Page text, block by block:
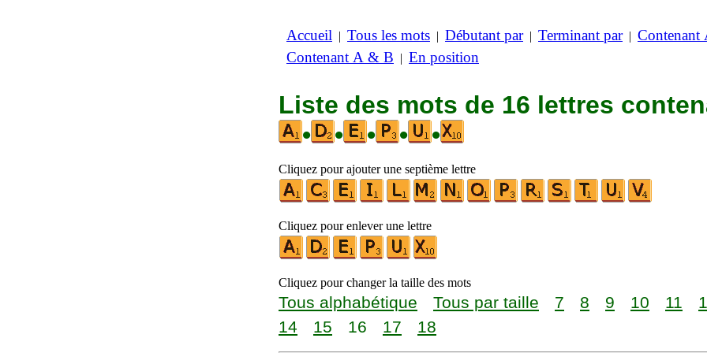
Accueil | Tous les mots | Débutant par| Terminant par| Contenant
Contenant A & B | En position
Liste des mots de 16 lettres
•
• • • •
Cliquez pour ajouter une septième lettre
Cliquez pour enlever une lettre
Cliquez pour changer la taille des mots
Tous alphabétique Tous par taille 7 8 9 10 11
14
15 16 17 18